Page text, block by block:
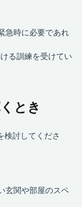
急時に必要であれ
る訓練を受けてい
とき
検討してくださ
玄関や部屋のスペ